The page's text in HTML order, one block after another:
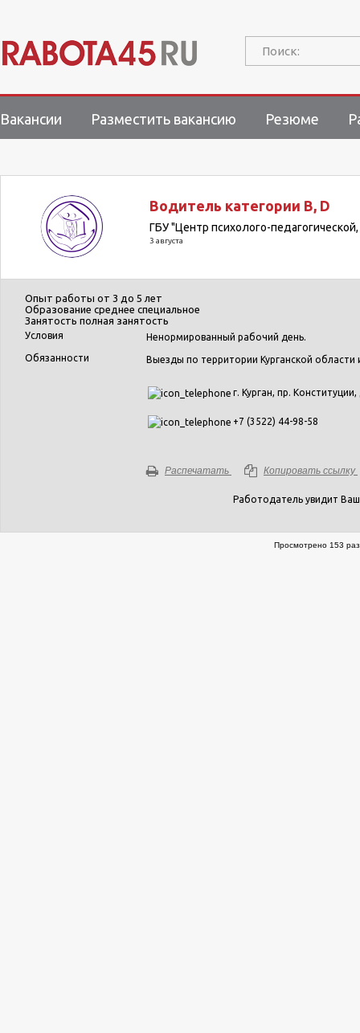
Поиск:
Вакансии Разместить вакансию Резюме
Водитель категории B, D
ГБУ "Центр психолого-
3 августа
Опыт работы от 3 до 5 лет
Образование среднее специальное
Занятость полная занятость
Условия
Ненормированный рабочий день.
Обязанности
Выезды по территории Курганской области
г. Курган, пр.
+7 (3522) 44-98-58
Распечатать Копировать ссылку
Работодатель увидит
Просмотрено 153